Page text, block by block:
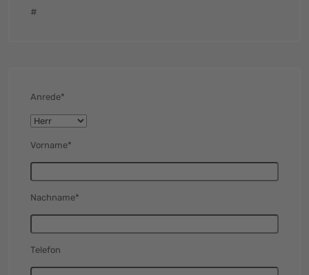
#
Anrede*
Vorname*
Nachname*
Telefon